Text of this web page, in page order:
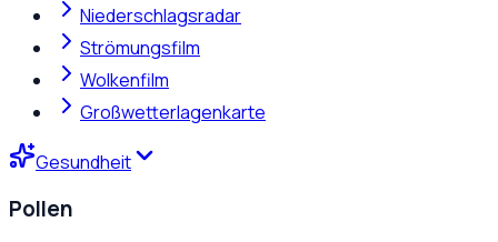
Niederschlagsradar
Strömungsfilm
Wolkenfilm
Großwetterlagenkarte
Gesundheit
Pollen